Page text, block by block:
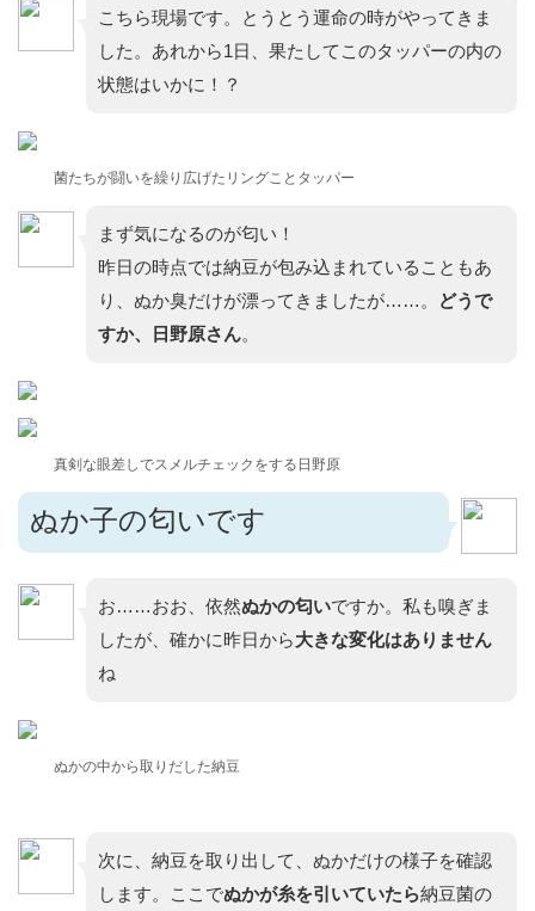
こちら現場です。とうとう運命の時がやってきま
した。あれから1日、果たしてこのタッパーの内の
状態はいかに！？
菌たちが闘いを繰り広げたリングことタッパー
まず気になるのが匂い！
昨日の時点では納豆が包み込まれていることもあ
り、ぬか臭だけが漂ってきましたが……。
どうで
すか、日野原さん。
真剣な眼差しでスメルチェックをする日野原
ぬか子の匂いです
お……おお、依然ぬかの匂いですか。私も嗅ぎま
したが、確かに昨日から大きな変化はありません
ね
ぬかの中から取りだした納豆
次に、納豆を取り出して、ぬかだけの様子を確認
します。ここでぬかが糸を引いていたら納豆菌の